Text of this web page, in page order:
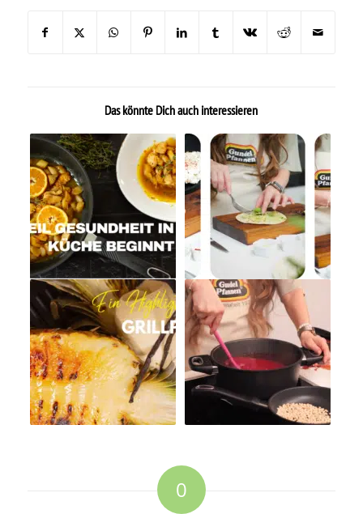
Das könnte Dich auch interessieren
0